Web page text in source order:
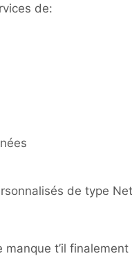
de:
de type
manque t’il